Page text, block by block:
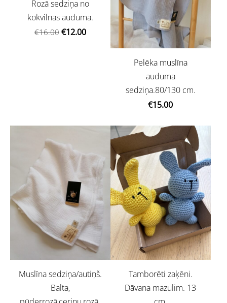
Rozā sedziņa no
kokvilnas auduma.
€16.00 €12.00
Pelēka muslīna
auduma
sedziņa.80/130 cm.
€15.00
Muslīna sedziņa/autiņš.
Balta,
Tamborēti zaķēni.
Dāvana mazulim. 13